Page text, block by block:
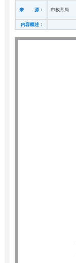
来 源： 市教育局
内容概述：